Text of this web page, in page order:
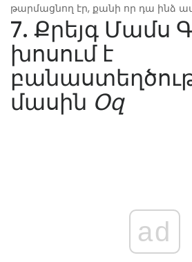
թարմացնող էր, քանի որ դա ինձ
7. Քրեյգ Մամս
խոսում է
մասին Օզ
ad